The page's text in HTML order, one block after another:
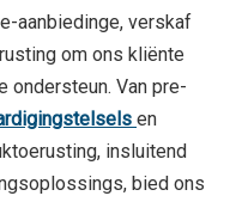
aanbiedinge, verskaf
om ons kliënte
ondersteun. Van pre-
en
insluitend
bied ons